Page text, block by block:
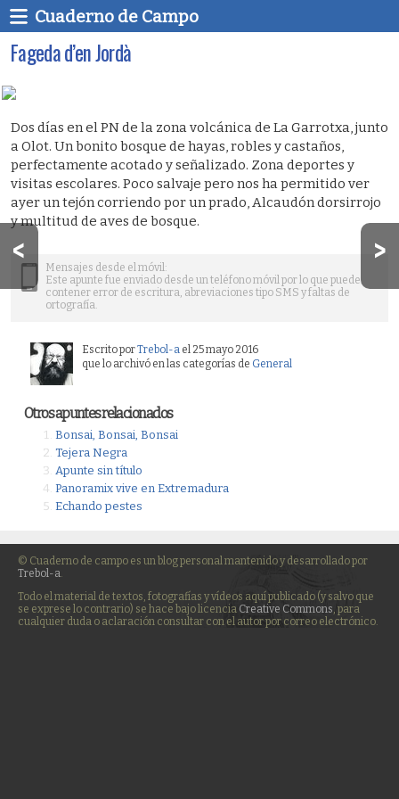
Cuaderno de Campo
Fageda d’en Jordà
Dos días en el PN de la zona volcánica de La Garrotxa, junto
a Olot. Un bonito bosque de hayas, robles y castaños,
perfectamente acotado y señalizado. Zona deportes y
visitas escolares. Poco salvaje pero nos ha permitido ver
ayer un tejón corriendo por un prado, Alcaudón dorsirrojo
y multitud de aves de bosque.
Mensajes desde el móvil:
Este apunte fue enviado desde un teléfono móvil por lo que puede
contener error de escritura, abreviaciones tipo SMS y faltas de
ortografía.
Escrito porTrebol-a el 25 mayo 2016
que lo archivó en las categorías de General
Otros apuntes relacionados
Bonsai, Bonsai, Bonsai
Tejera Negra
Apunte sin título
Panoramix vive en Extremadura
Echando pestes
© Cuaderno de campo es un blog personal mantenido y desarrollado por
Trebol-a.
Todo el material de textos, fotografías y vídeos aquí publicado (y salvo que
se exprese lo contrario) se hace bajo licencia Creative Commons, para
cualquier duda o aclaración consultar con el autor por correo electrónico.